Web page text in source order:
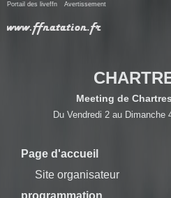
Portail des liveffn Avertissement
Meeting de
Du Vendredi 2 au Dimanche
Page d'accueil
Site organisateur
programmation